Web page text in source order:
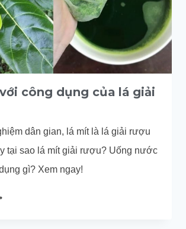
công dụng của lá giải
dân gian, lá mít là lá giải rượu
tại sao lá mít giải rượu? Uống nước
gì? Xem ngay!